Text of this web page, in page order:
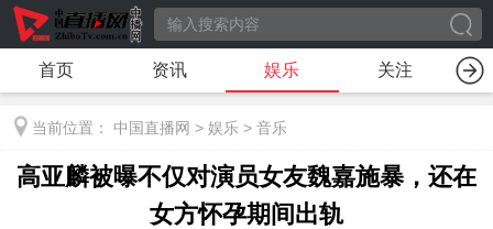
首页 资讯 娱乐 关注
当前位置： 中国直播网 > 娱乐 > 音乐
高亚麟被曝不仅对演员女友魏嘉施暴，还在
女方怀孕期间出轨